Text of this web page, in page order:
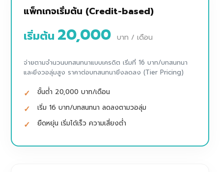
แพ็กเกจเริ่มต้น (Credit-based)
เริ่มต้น 20,000 บาท / เดือน
จ่ายตามจำนวนบทสนทนาแบบเครดิต เริ่มที่ 16 บาท/บทสนทนา
และยิ่งวอลุ่มสูง ราคาต่อบทสนทนายิ่งลดลง (Tier Pricing)
ขั้นต่ำ 20,000 บาท/เดือน
เริ่ม 16 บาท/บทสนทนา ลดลงตามวอลุ่ม
ยืดหยุ่น เริ่มได้เร็ว ความเสี่ยงต่ำ